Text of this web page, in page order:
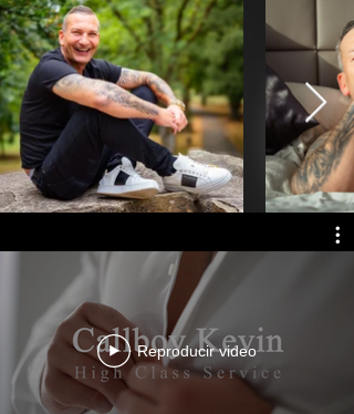
Reproducir video